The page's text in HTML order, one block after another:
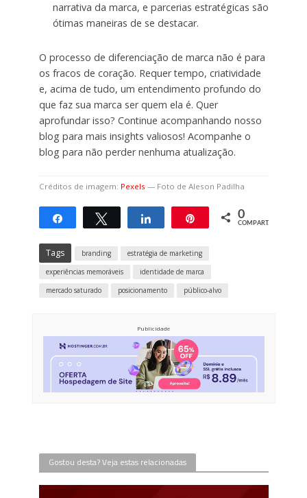
narrativa da marca, e parcerias estratégicas são
ótimas maneiras de se destacar.
O processo de diferenciação de marca não é para
os fracos de coração. Requer tempo, criatividade
e, acima de tudo, um entendimento profundo do
que faz sua marca ser quem ela é. Quer
aprofundar isso? Continue acompanhando nosso
blog para mais insights valiosos! Acompanhe o
blog para não perder nenhuma atualização.
Créditos de imagem: Pexels — Foto de Aleson Padilha
CompartilharTwittar Compartilhar 0
COMPART.
Tags branding
estratégia de marketing
experiências memoráveis
identidade de marca
mercado saturado
posicionamento público-alvo
Publicidade
Gostou desta? Veja estas relacionadas